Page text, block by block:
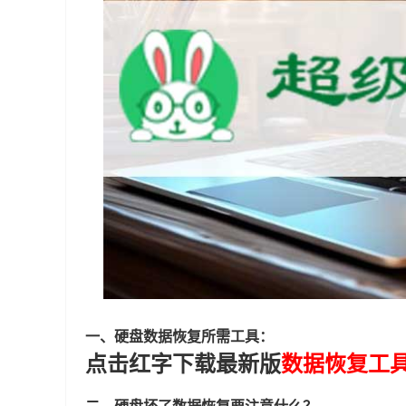
一、硬盘数据恢复所需工具：
点击红字下载最新版数据恢复工